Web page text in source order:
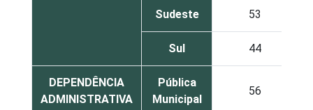
Sudeste 53
Sul 44
DEPENDÊNCIA
ADMINISTRATIVA
Pública
Municipal
56